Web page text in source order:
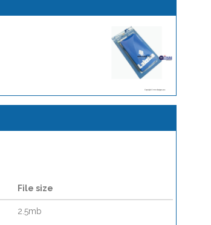
File size
2.5mb